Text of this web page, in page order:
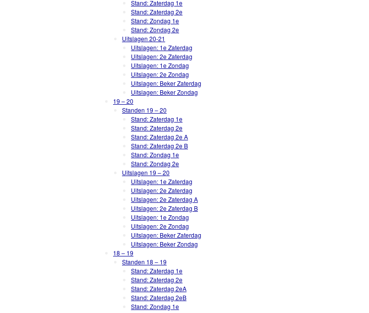
Stand: Zaterdag 1e
Stand: Zaterdag 2e
Stand: Zondag 1e
Stand: Zondag 2e
Uitslagen 20-21
Uitslagen: 1e Zaterdag
Uitslagen: 2e Zaterdag
Uitslagen: 1e Zondag
Uitslagen: 2e Zondag
Uitslagen: Beker Zaterdag
Uitslagen: Beker Zondag
19 – 20
Standen 19 – 20
Stand: Zaterdag 1e
Stand: Zaterdag 2e
Stand: Zaterdag 2e A
Stand: Zaterdag 2e B
Stand: Zondag 1e
Stand: Zondag 2e
Uitslagen 19 – 20
Uitslagen: 1e Zaterdag
Uitslagen: 2e Zaterdag
Uitslagen: 2e Zaterdag A
Uitslagen: 2e Zaterdag B
Uitslagen: 1e Zondag
Uitslagen: 2e Zondag
Uitslagen: Beker Zaterdag
Uitslagen: Beker Zondag
18 – 19
Standen 18 – 19
Stand: Zaterdag 1e
Stand: Zaterdag 2e
Stand: Zaterdag 2eA
Stand: Zaterdag 2eB
Stand: Zondag 1e